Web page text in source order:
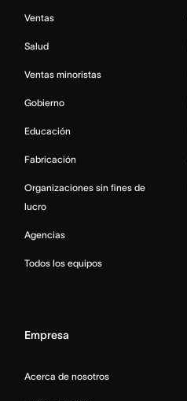
Ventas
Salud
Ventas minoristas
Gobierno
Educación
Fabricación
Organizaciones sin fines de
lucro
Agencias
Todos los equipos
Empresa
Acerca de nosotros